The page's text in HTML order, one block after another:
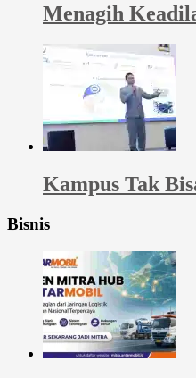
Menagih
Kampus Tak
Bisnis